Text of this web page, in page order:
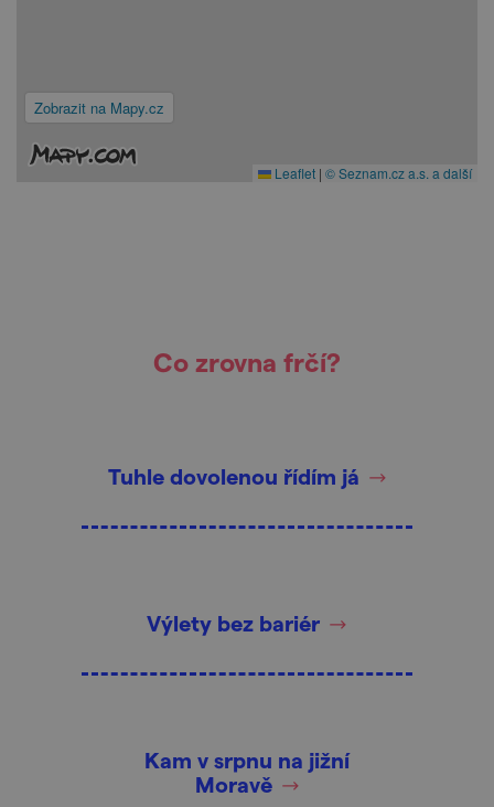
Zobrazit na Mapy.cz
Leaflet | © Seznam.cz a.s. a další
Co zrovna frčí?
Tuhle dovolenou řídím já
Výlety bez bariér
Kam v srpnu na jižní
Moravě